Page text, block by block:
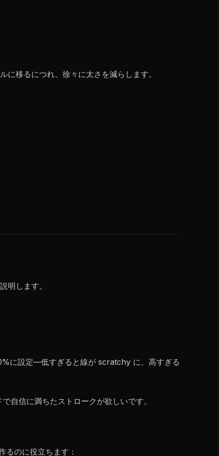
移るにつれ、徐々に太さを減らします。
明します。
に設定—低すぎると線が scratchy に、高すぎる
自信に満ちたストロークが欲しいです。
のに役立ちます：